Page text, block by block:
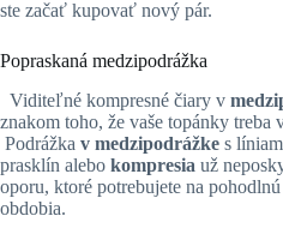
ste začať kupovať nový pár.
Popraskaná medzipodrážka
Viditeľné kompresné čiary v
znakom toho, že vaše topánky treba
Podrážka v medzipodrážke s
prasklín alebo kompresia už
oporu, ktoré potrebujete na
obdobia.